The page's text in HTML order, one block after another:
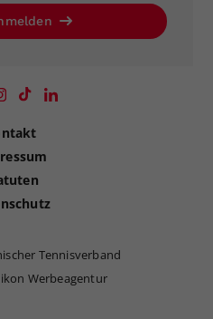
Tennisverband
Werbeagentur